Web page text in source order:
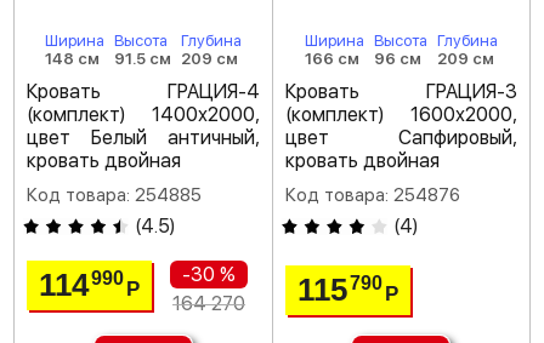
Ширина
148 см
Высота
91.5 см
Глубина
209 см
Кровать ГРАЦИЯ-4
(комплект) 1400х2000,
цвет Белый античный,
кровать двойная
Код товара: 254885
(4.5)
114990Р
-30 %
164 270
Ширина
166 см
Высота
96 см
Глубина
209 см
Кровать ГРАЦИЯ-3
(комплект) 1600х2000,
цвет Сапфировый,
кровать двойная
Код товара: 254876
(4)
115790 Р